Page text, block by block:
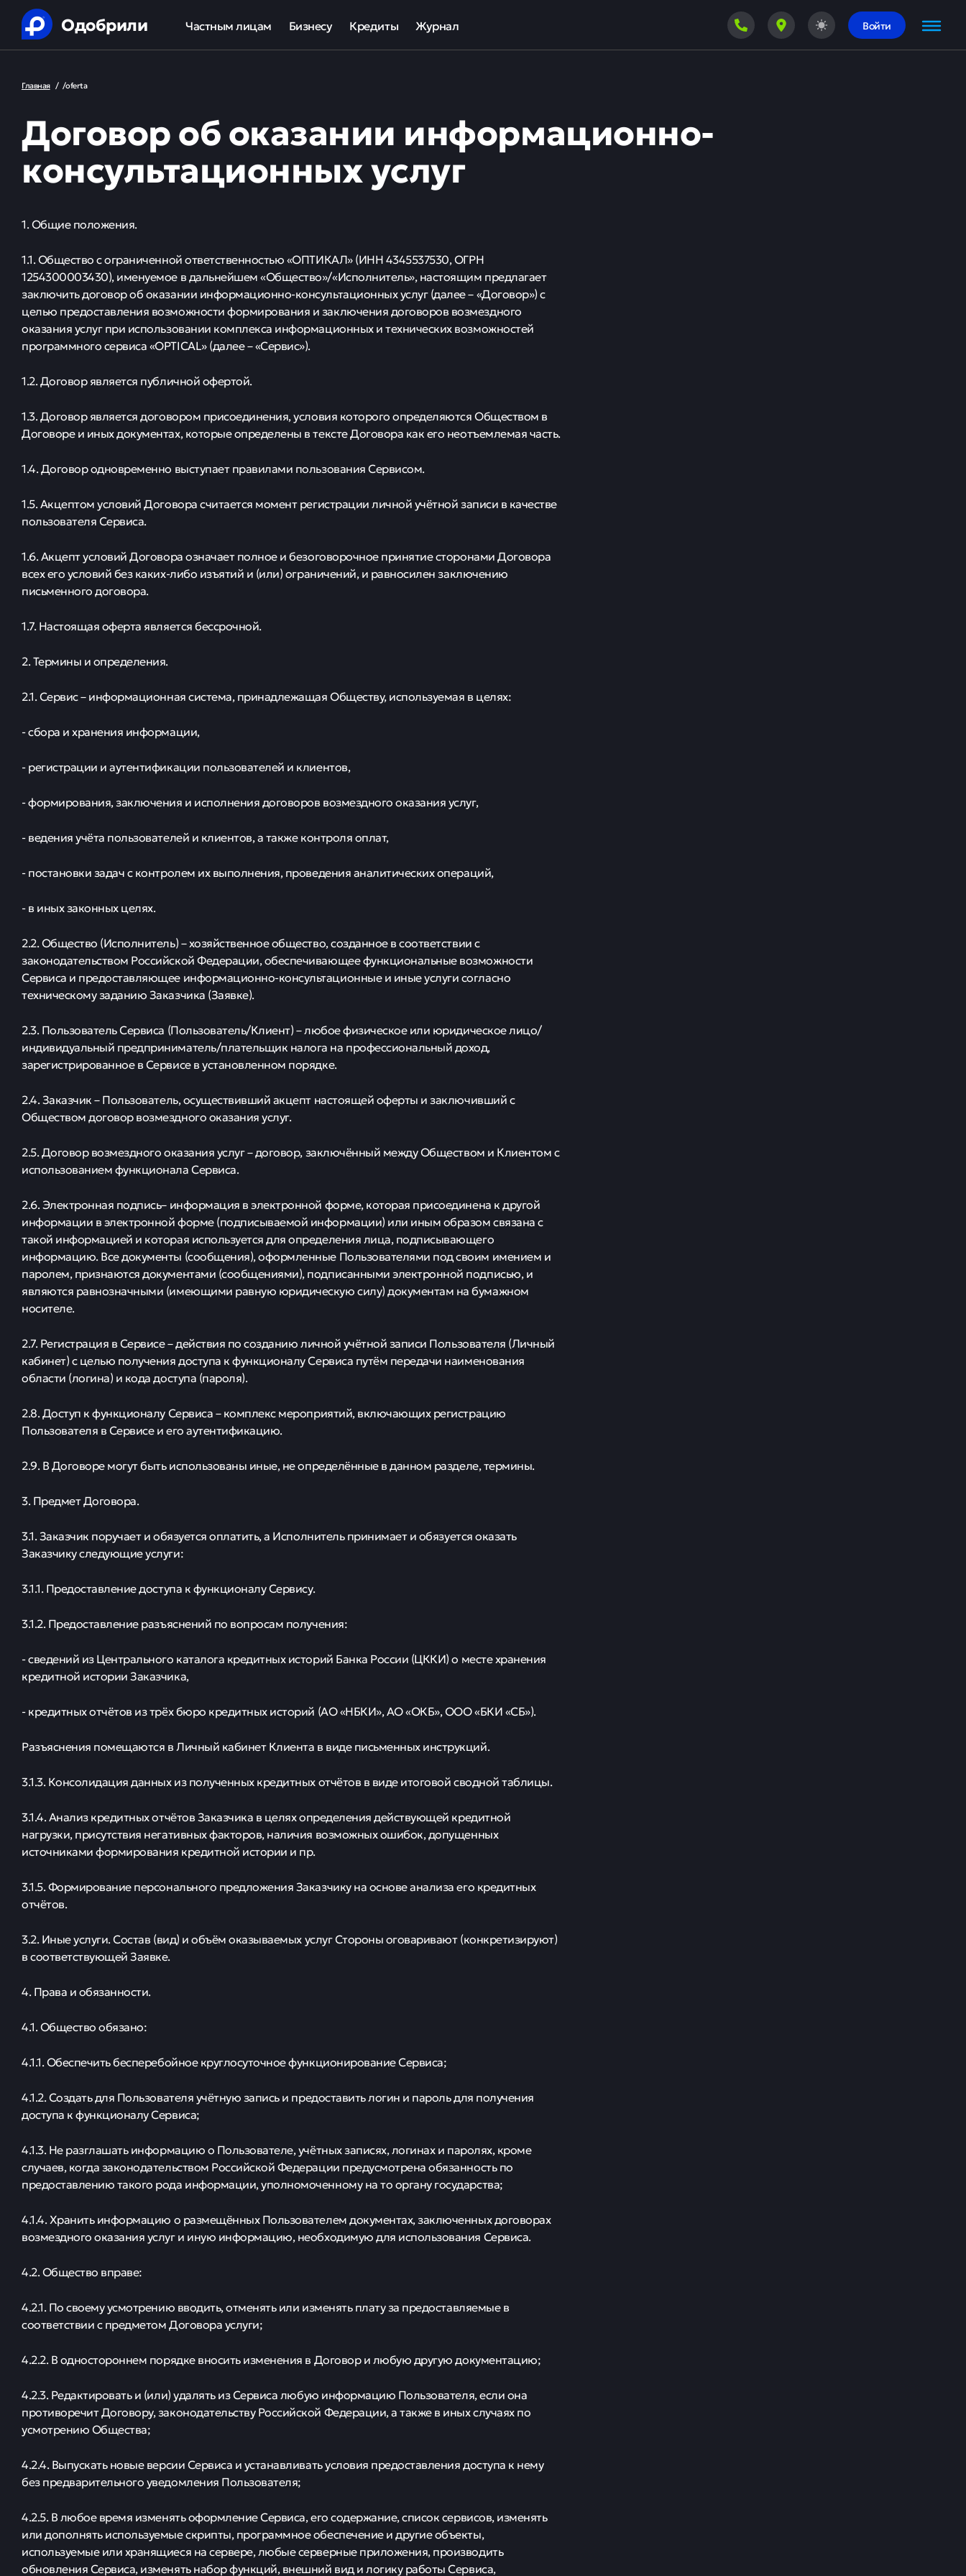
Одобрили Частным лицам
Ипотека
Банкротство
Юридическая защита от коллекторов и кредиторов
Бизнесу
Льготные программы кредитования для бизнеса
Кредиты
Кредиты под залог авто
Кредиты под залог недвижимости
Кредиты с плохой КИ
Журнал Войти
Главная / /oferta
Договор об оказании информационно-
консультационных услуг
1. Общие положения.
1.1. Общество с ограниченной ответственностью «ОПТИКАЛ» (ИНН 4345537530, ОГРН
1254300003430), именуемое в дальнейшем «Общество»/«Исполнитель», настоящим предлагает
заключить договор об оказании информационно-консультационных услуг (далее – «Договор») с
целью предоставления возможности формирования и заключения договоров возмездного
оказания услуг при использовании комплекса информационных и технических возможностей
программного сервиса «OPTICAL» (далее – «Сервис»).
1.2. Договор является публичной офертой.
1.3. Договор является договором присоединения, условия которого определяются Обществом в
Договоре и иных документах, которые определены в тексте Договора как его неотъемлемая часть.
1.4. Договор одновременно выступает правилами пользования Сервисом.
1.5. Акцептом условий Договора считается момент регистрации личной учётной записи в качестве
пользователя Сервиса.
1.6. Акцепт условий Договора означает полное и безоговорочное принятие сторонами Договора
всех его условий без каких-либо изъятий и (или) ограничений, и равносилен заключению
письменного договора.
1.7. Настоящая оферта является бессрочной.
2. Термины и определения.
2.1. Сервис – информационная система, принадлежащая Обществу, используемая в целях:
- сбора и хранения информации,
- регистрации и аутентификации пользователей и клиентов,
- формирования, заключения и исполнения договоров возмездного оказания услуг,
- ведения учёта пользователей и клиентов, а также контроля оплат,
- постановки задач с контролем их выполнения, проведения аналитических операций,
- в иных законных целях.
2.2. Общество (Исполнитель) – хозяйственное общество, созданное в соответствии с
законодательством Российской Федерации, обеспечивающее функциональные возможности
Сервиса и предоставляющее информационно-консультационные и иные услуги согласно
техническому заданию Заказчика (Заявке).
2.3. Пользователь Сервиса (Пользователь/Клиент) – любое физическое или юридическое лицо/
индивидуальный предприниматель/плательщик налога на профессиональный доход,
зарегистрированное в Сервисе в установленном порядке.
2.4. Заказчик – Пользователь, осуществивший акцепт настоящей оферты и заключивший с
Обществом договор возмездного оказания услуг.
2.5. Договор возмездного оказания услуг – договор, заключённый между Обществом и Клиентом с
использованием функционала Сервиса.
2.6. Электронная подпись– информация в электронной форме, которая присоединена к другой
информации в электронной форме (подписываемой информации) или иным образом связана с
такой информацией и которая используется для определения лица, подписывающего
информацию. Все документы (сообщения), оформленные Пользователями под своим имением и
паролем, признаются документами (сообщениями), подписанными электронной подписью, и
являются равнозначными (имеющими равную юридическую силу) документам на бумажном
носителе.
2.7. Регистрация в Сервисе – действия по созданию личной учётной записи Пользователя (Личный
кабинет) с целью получения доступа к функционалу Сервиса путём передачи наименования
области (логина) и кода доступа (пароля).
2.8. Доступ к функционалу Сервиса – комплекс мероприятий, включающих регистрацию
Пользователя в Сервисе и его аутентификацию.
2.9. В Договоре могут быть использованы иные, не определённые в данном разделе, термины.
3. Предмет Договора.
3.1. Заказчик поручает и обязуется оплатить, а Исполнитель принимает и обязуется оказать
Заказчику следующие услуги:
3.1.1. Предоставление доступа к функционалу Сервису.
3.1.2. Предоставление разъяснений по вопросам получения:
- сведений из Центрального каталога кредитных историй Банка России (ЦККИ) о месте хранения
кредитной истории Заказчика,
- кредитных отчётов из трёх бюро кредитных историй (АО «НБКИ», АО «ОКБ», ООО «БКИ «СБ»).
Разъяснения помещаются в Личный кабинет Клиента в виде письменных инструкций.
3.1.3. Консолидация данных из полученных кредитных отчётов в виде итоговой сводной таблицы.
3.1.4. Анализ кредитных отчётов Заказчика в целях определения действующей кредитной
нагрузки, присутствия негативных факторов, наличия возможных ошибок, допущенных
источниками формирования кредитной истории и пр.
3.1.5. Формирование персонального предложения Заказчику на основе анализа его кредитных
отчётов.
3.2. Иные услуги. Состав (вид) и объём оказываемых услуг Стороны оговаривают (конкретизируют)
в соответствующей Заявке.
4. Права и обязанности.
4.1. Общество обязано:
4.1.1. Обеспечить бесперебойное круглосуточное функционирование Сервиса;
4.1.2. Создать для Пользователя учётную запись и предоставить логин и пароль для получения
доступа к функционалу Сервиса;
4.1.3. Не разглашать информацию о Пользователе, учётных записях, логинах и паролях, кроме
случаев, когда законодательством Российской Федерации предусмотрена обязанность по
предоставлению такого рода информации, уполномоченному на то органу государства;
4.1.4. Хранить информацию о размещённых Пользователем документах, заключенных договорах
возмездного оказания услуг и иную информацию, необходимую для использования Сервиса.
4.2. Общество вправе:
4.2.1. По своему усмотрению вводить, отменять или изменять плату за предоставляемые в
соответствии с предметом Договора услуги;
4.2.2. В одностороннем порядке вносить изменения в Договор и любую другую документацию;
4.2.3. Редактировать и (или) удалять из Сервиса любую информацию Пользователя, если она
противоречит Договору, законодательству Российской Федерации, а также в иных случаях по
усмотрению Общества;
4.2.4. Выпускать новые версии Сервиса и устанавливать условия предоставления доступа к нему
без предварительного уведомления Пользователя;
4.2.5. В любое время изменять оформление Сервиса, его содержание, список сервисов, изменять
или дополнять используемые скрипты, программное обеспечение и другие объекты,
используемые или хранящиеся на сервере, любые серверные приложения, производить
обновления Сервиса, изменять набор функций, внешний вид и логику работы Сервиса,